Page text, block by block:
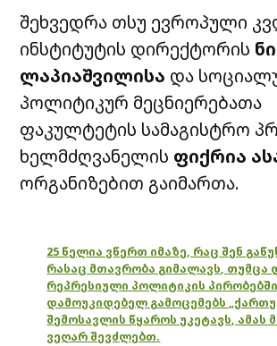
შეხვედრა თსუ ევროპული
ინსტიტუტის დირექტორის
ლაპიაშვილისა და
პოლიტიკურ მეცნიერებათა
ფაკულტეტის სამაგისტრო
ხელმძღვანელის ფიქრია
ორგანიზებით გაიმართა.
25 წელია ვწერთ იმაზე, რაც შენ
რასაც მთავრობა გიმალავს, თუმცა
რეპრესიული პოლიტიკის
დამოუკიდებელ გამოცემებს
შემოსავლის წყაროს უკეტავს, ამას
ვეღარ შევძლებთ.